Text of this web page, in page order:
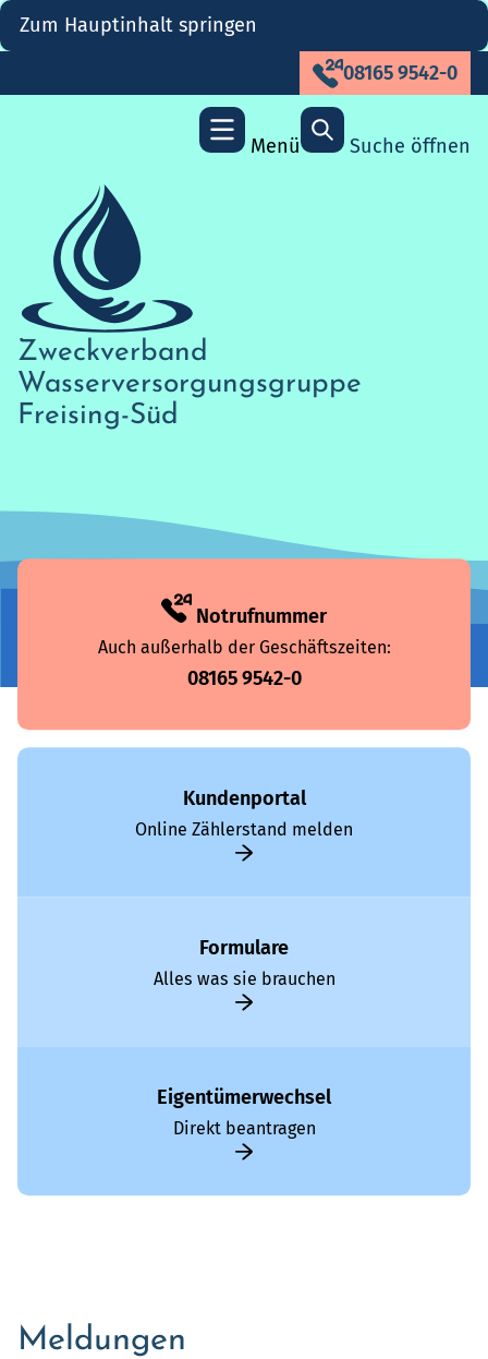
Zum Hauptinhalt springen
08165 9542-0
Menü Suche öffnen
Zweckverband
Wasserversorgungs­gruppe
Freising-Süd
Notrufnummer
Auch außerhalb der Geschäftszeiten:
08165 9542-0
Kundenportal
Online Zählerstand melden
Formulare
Alles was sie brauchen
Eigentümerwechsel
Direkt beantragen
Meldungen